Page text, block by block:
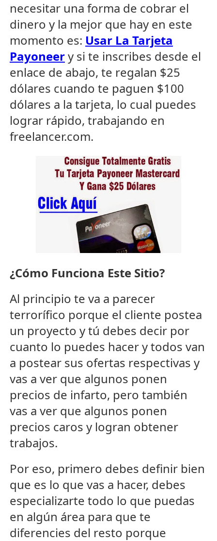
necesitar una forma de cobrar el
dinero y la mejor que hay en este
momento es: Usar La Tarjeta
Payoneery si te inscribes desde el
enlace de abajo, te regalan $25
dólares cuando te paguen $100
dólares a la tarjeta, lo cual puedes
lograr rápido, trabajando en
freelancer.com.
¿Cómo Funciona Este Sitio?
Al principio te va a parecer
terrorífico porque el cliente postea
un proyecto y tú debes decir por
cuanto lo puedes hacer y todos van
a postear sus ofertas respectivas y
vas a ver que algunos ponen
precios de infarto, pero también
vas a ver que algunos ponen
precios caros y logran obtener
trabajos.
Por eso, primero debes definir bien
que es lo que vas a hacer, debes
especializarte todo lo que puedas
en algún área para que te
diferencies del resto porque